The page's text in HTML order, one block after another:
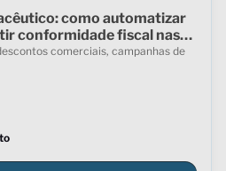
como automatizar
conformidade fiscal nas
comerciais, campanhas de